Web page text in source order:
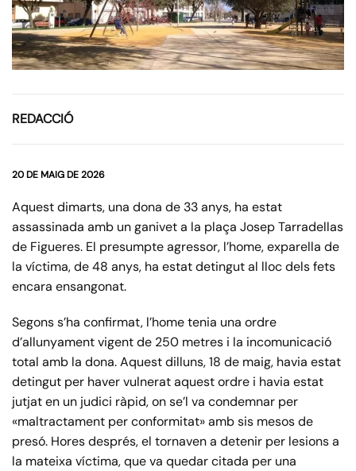
REDACCIÓ
20 DE MAIG DE 2026
Aquest dimarts, una dona de 33 anys, ha estat
assassinada amb un ganivet a la plaça Josep Tarradellas
de Figueres. El presumpte agressor, l’home, exparella de
la víctima, de 48 anys, ha estat detingut al lloc dels fets
encara ensangonat.
Segons s’ha confirmat, l’home tenia una ordre
d’allunyament vigent de 250 metres i la incomunicació
total amb la dona. Aquest dilluns, 18 de maig, havia estat
detingut per haver vulnerat aquest ordre i havia estat
jutjat en un judici ràpid, on se’l va condemnar per
«maltractament per conformitat» amb sis mesos de
presó. Hores després, el tornaven a detenir per lesions a
la mateixa víctima, que va quedar citada per una